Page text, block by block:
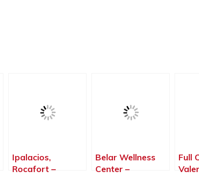
Ipalacios,
Rocafort –
Belar Wellness
Center –
Full